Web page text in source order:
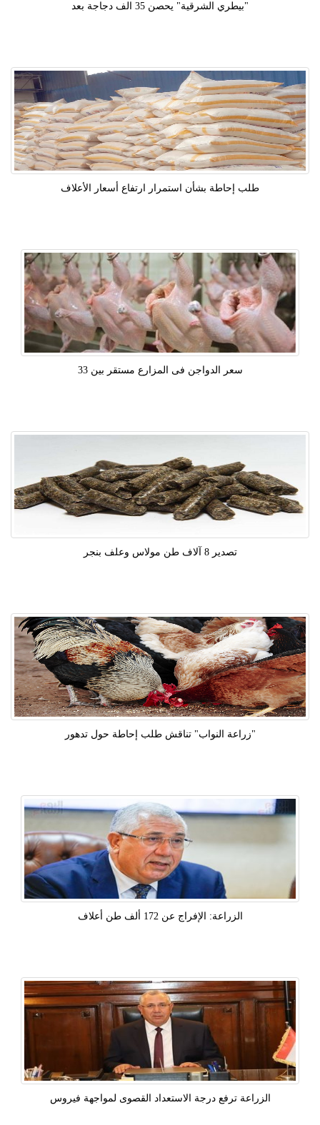
"بيطري الشرقية" يحصن 35 الف دجاجة بعد
طلب إحاطة بشأن استمرار ارتفاع أسعار الأعلاف
سعر الدواجن فى المزارع مستقر بين 33
تصدير 8 آلاف طن مولاس وعلف بنجر
"زراعة النواب" تناقش طلب إحاطة حول تدهور
الزراعة: الإفراج عن 172 ألف طن أعلاف
الزراعة ترفع درجة الاستعداد القصوى لمواجهة فيروس